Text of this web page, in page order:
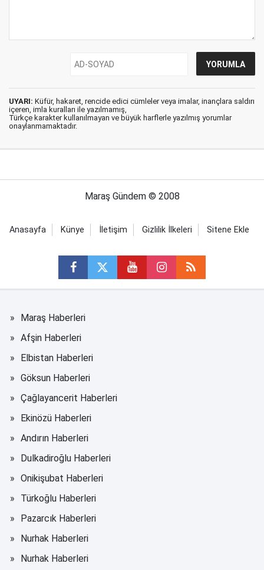
UYARI: Küfür, hakaret, rencide edici cümleler veya imalar, inançlara saldırı
içeren, imla kuralları ile yazılmamış,
Türkçe karakter kullanılmayan ve büyük harflerle yazılmış yorumlar
onaylanmamaktadır.
Maraş Gündem © 2008
Anasayfa Künye İletişim Gizlilik İlkeleri Sitene Ekle
Maraş Haberleri
Afşin Haberleri
Elbistan Haberleri
Göksun Haberleri
Çağlayancerit Haberleri
Ekinözü Haberleri
Andırın Haberleri
Dulkadiroğlu Haberleri
Onikişubat Haberleri
Türkoğlu Haberleri
Pazarcık Haberleri
Nurhak Haberleri
Nurhak Haberleri